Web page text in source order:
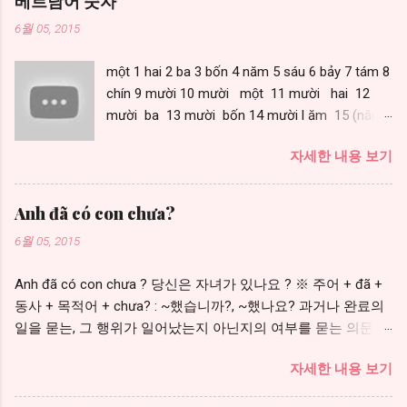
6월 05, 2015
một 1 hai 2 ba 3 bốn 4 năm 5 sáu 6 bảy 7 tám 8
chín 9 mười 10 mười một 11 mười hai 12
mười ba 13 mười bốn 14 mười l ăm 15 (năm
18 mười chín 19 hai mươi 20 (mười =>
mươi) hai mươi mốt 21 (một => mốt) ba
mươi mốt 31 https://youtu.be/IqeJloivYIo
자세한 내용 보기
Anh đã có con chưa?
6월 05, 2015
Anh đã có con chưa ? 당신은 자녀가 있나요 ? ※ 주어 + đã +
동사 + 목적어 + chưa? : ~했습니까?, ~했나요? 과거나 완료의
일을 묻는, 그 행위가 일어났는지 아닌지의 여부를 묻는 의문문
một con gái rồi . 나는 딸 한명이 있어요. ※ Rồi , tôi đã ăn cơm
rồi . Rồi = ~했다 đã (서술어 앞에서 과거형을 만듦) ※ Chưa
자세한 내용 보기